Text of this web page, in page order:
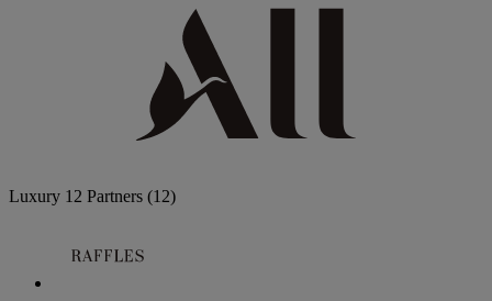
Luxury 12 Partners (12)